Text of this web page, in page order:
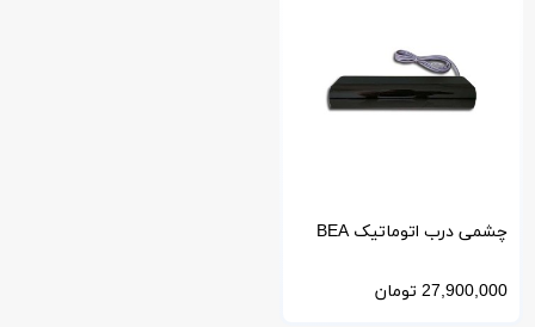
چشمی درب اتوماتیک BEA
بلژیک مدل Zen و Zen Safe
27,900,000 تومان